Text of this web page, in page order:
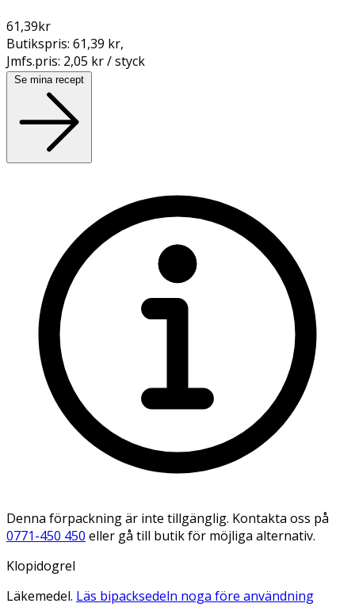
61,39kr
Butikspris: 61,39 kr,
Jmfs.pris: 2,05 kr / styck
Se mina recept
Denna förpackning är inte tillgänglig. Kontakta oss på
0771-450 450 eller gå till butik för möjliga alternativ.
Klopidogrel
Läkemedel. Läs bipacksedeln noga före användning